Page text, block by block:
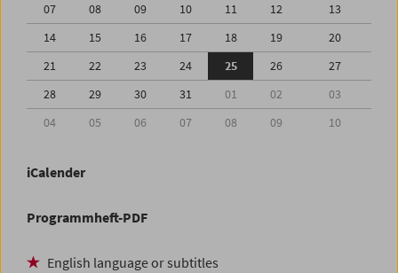
07
08 09 10 11 12
13
14
15 16 17 18 19
20
21
22 23 24 25 26
27
28
29 30 31 01 02
03
04
05 06 07 08 09 10
iCalender
Programmheft-PDF
English language or subtitles